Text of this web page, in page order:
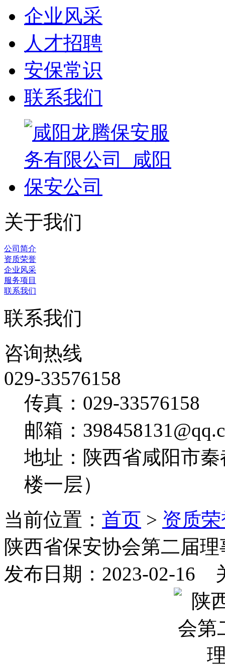
企业风采
人才招聘
安保常识
联系我们
关于我们
公司简介
资质荣誉
企业风采
服务项目
联系我们
联系我们
咨询热线
029-33576158
传真：029-33576158
邮箱：
地址：陕西省咸阳市
楼一层）
当前位置： 首页 > 资质
陕西省保安协会第二届
发布日期：2023-02-16